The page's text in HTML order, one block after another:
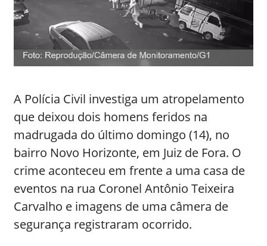
A Polícia Civil investiga um atropelamento
que deixou dois homens feridos na
madrugada do último domingo (14), no
bairro Novo Horizonte, em Juiz de Fora. O
crime aconteceu em frente a uma casa de
eventos na rua Coronel Antônio Teixeira
Carvalho e imagens de uma câmera de
segurança registraram ocorrido.